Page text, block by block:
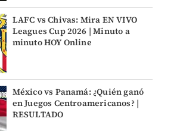
LAFC vs Chivas: Mira EN VIVO
Leagues Cup 2026 | Minuto a
minuto HOY Online
México vs Panamá: ¿Quién ganó
en Juegos Centroamericanos? |
RESULTADO